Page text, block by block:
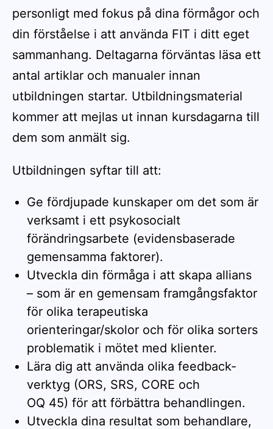
personligt med fokus på dina förmågor och
din förståelse i att använda FIT i ditt eget
sammanhang. Deltagarna förväntas läsa ett
antal artiklar och manualer innan
utbildningen startar. Utbildningsmaterial
kommer att mejlas ut innan kursdagarna till
dem som anmält sig.
Utbildningen syftar till att:
Ge fördjupade kunskaper om det som är
verksamt i ett psykosocialt
förändringsarbete (evidensbaserade
gemensamma faktorer).
Utveckla din förmåga i att skapa allians
– som är en gemensam framgångsfaktor
för olika terapeutiska
orienteringar/skolor och för olika sorters
problematik i mötet med klienter.
Lära dig att använda olika feedback-
verktyg (ORS, SRS, CORE och
OQ 45) för att förbättra behandlingen.
Utveckla dina resultat som behandlare,